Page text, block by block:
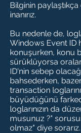
Bilginin
inanırız.
Bu nedenle de,
Windows Event ID
konuşurken, konu
sürüklüyorsa
ID'nin sebep
bahsederken,
transaction
büyüdüğünü
loglarınızın da
musunuz ?"
olmaz" diye sorarız.